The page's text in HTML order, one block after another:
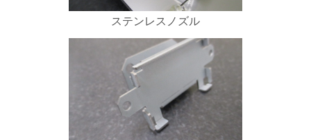
ステンレスノズル